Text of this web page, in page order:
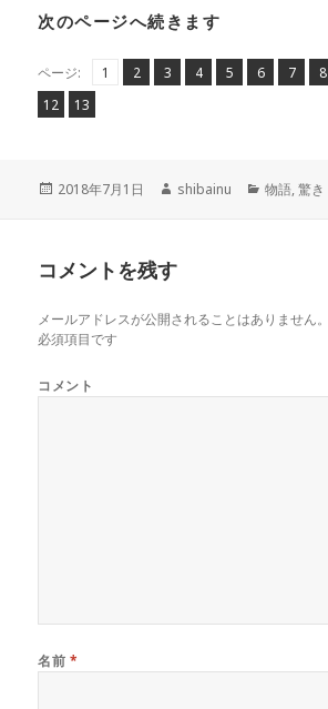
次のページへ続きます
ページ:
ペ1 ,
ペ
2 ,
ペ
3 ,
ペ
4 ,
ペ
5 ,
ペ
6 ,
ペ
7 ,
ペ
8
ペ
12 ,
ペ
13
投
2018年7月1日
作
shibainu
カ
物語,驚き
コメントを残す
メールアドレスが公開されることはありません。
必須項目です
コメント
名前 *